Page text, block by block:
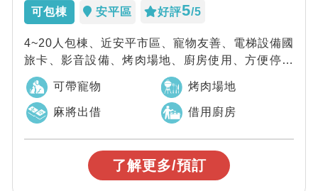
可包棟 安平區 好評5/5
4~20人包棟、近安平市區、寵物友善、電梯設備國
旅卡、影音設備、烤肉場地、廚房使用、方便停車
頂樓景觀陽台，泡著腳感受浪漫星空夜景安...
可帶寵物 烤肉場地
麻將出借 借用廚房
了解更多/預訂